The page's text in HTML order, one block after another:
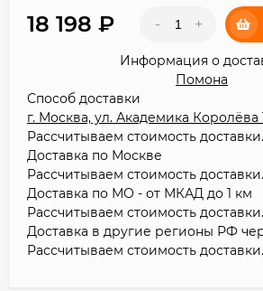
18 198 - +
Информация о
Помона
Способ доставки
г. Москва, ул. Академика Королёва
Рассчитываем стоимость
Доставка по Москве
Рассчитываем стоимость
Доставка по МО - от МКАД до 1 км
Рассчитываем стоимость
Доставка в другие регионы РФ
Рассчитываем стоимость